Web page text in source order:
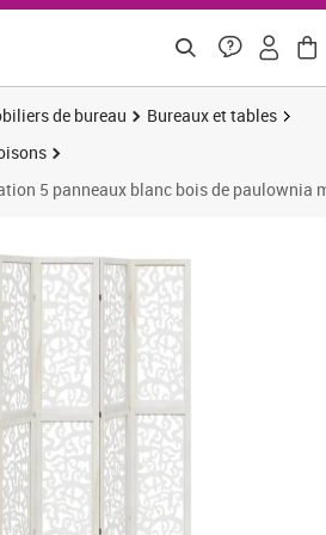
de bureau
Bureaux et tables
5 panneaux blanc bois de paulownia